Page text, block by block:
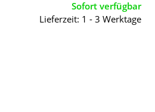
Sofort verfügbar
Lieferzeit: 1 - 3 Werktage